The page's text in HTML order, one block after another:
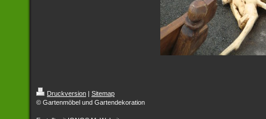
Druckversion | Sitemap
© Gartenmöbel und Gartendekoration